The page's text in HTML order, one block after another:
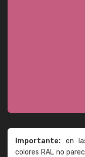
Importante: en
colores RAL no